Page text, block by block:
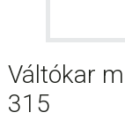
Váltókar
315